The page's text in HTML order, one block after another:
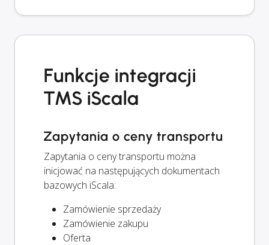
Funkcje integracji
TMS iScala
Zapytania o ceny transportu
Zapytania o ceny transportu można
inicjować na następujących dokumentach
bazowych iScala:
Zamówienie sprzedaży
Zamówienie zakupu
Oferta